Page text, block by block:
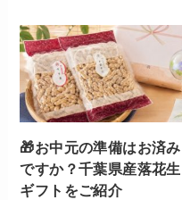
🎁お中元の準備はお済み
ですか？千葉県産落花生
ギフトをご紹介